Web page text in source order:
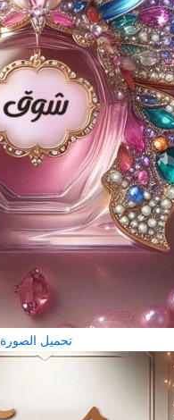
تحميل الصورة